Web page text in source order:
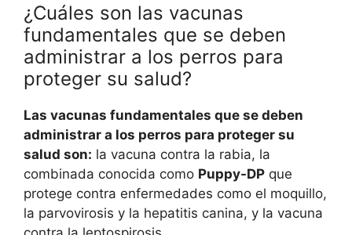
¿Cuáles son las vacunas
fundamentales que se deben
administrar a los perros para
proteger su salud?
Las vacunas fundamentales que se deben
administrar a los perros para proteger su
salud son: la vacuna contra la rabia, la
combinada conocida como Puppy-DP que
protege contra enfermedades como el moquillo,
la parvovirosis y la hepatitis canina, y la vacuna